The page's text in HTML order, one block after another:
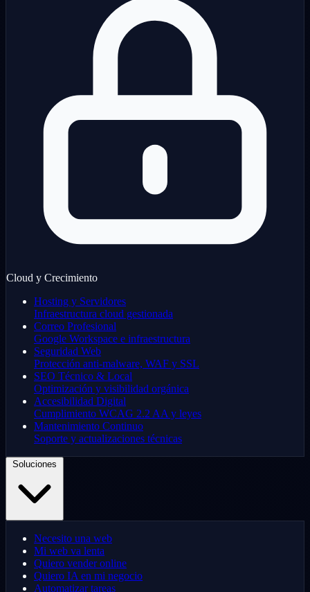
Cloud y Crecimiento
Hosting y Servidores
Infraestructura cloud gestionada
Correo Profesional
Google Workspace e infraestructura
Seguridad Web
Protección anti-malware, WAF y SSL
SEO Técnico & Local
Optimización y visibilidad orgánica
Accesibilidad Digital
Cumplimiento WCAG 2.2 AA y leyes
Mantenimiento Continuo
Soporte y actualizaciones técnicas
Necesito una web
Mi web va lenta
Quiero vender online
Quiero IA en mi negocio
Automatizar tareas